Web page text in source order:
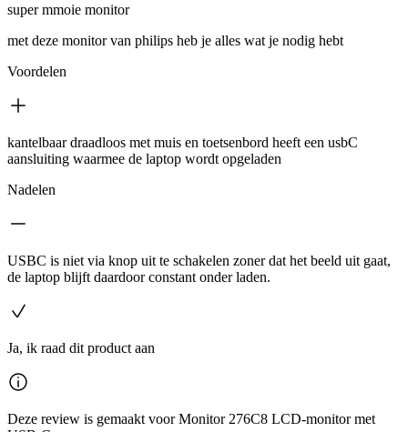
super mmoie monitor
met deze monitor van philips heb je alles wat je nodig hebt
Voordelen
kantelbaar draadloos met muis en toetsenbord heeft een usbC
aansluiting waarmee de laptop wordt opgeladen
Nadelen
USBC is niet via knop uit te schakelen zoner dat het beeld uit gaat,
de laptop blijft daardoor constant onder laden.
Ja, ik raad dit product aan
Deze review is gemaakt voor Monitor 276C8 LCD-monitor met